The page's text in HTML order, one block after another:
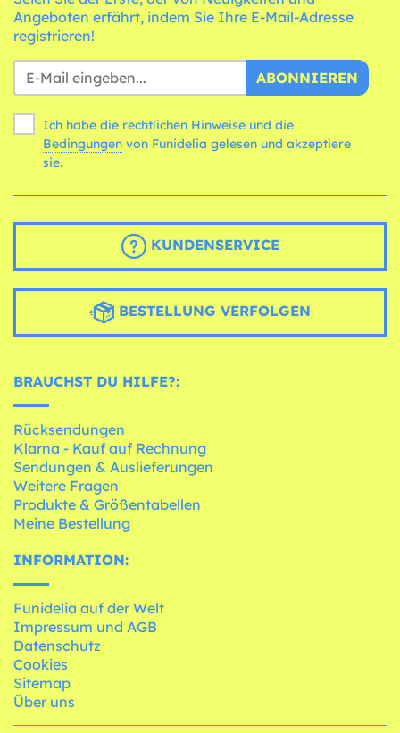
Angeboten erfährt, indem Sie Ihre E-Mail-Adresse
registrieren!
ABONNIEREN
Ich habe die rechtlichen Hinweise und die
Bedingungen
sie.
KUNDENSERVICE
BESTELLUNG VERFOLGEN
BRAUCHST DU HILFE?:
Rücksendungen
Klarna - Kauf auf Rechnung
Sendungen & Auslieferungen
Weitere Fragen
Produkte & Größentabellen
Meine Bestellung
INFORMATION:
Funidelia auf der Welt
Impressum und AGB
Datenschutz
Cookies
Sitemap
Über uns